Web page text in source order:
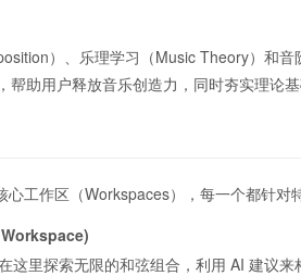
）、乐理学习（Music Theory）和
助用户释放音乐创造力，同时夯实理论基
工作区（Workspaces），每一个都针对
这里探索无限的和弦组合，利用 AI 建议来